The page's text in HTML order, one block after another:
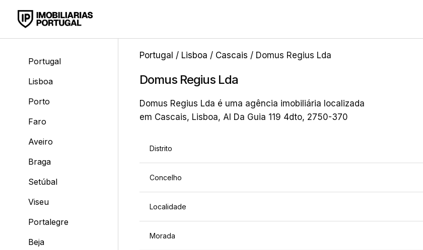
Portugal
Lisboa
Porto
Faro
Aveiro
Braga
Setúbal
Viseu
Portalegre
Beja
Portugal / Lisboa / Cascais / Domus Regius Lda
Domus Regius Lda
Domus Regius Lda é uma agência imobiliária localizada
em Cascais, Lisboa, Al Da Guia 119 4dto, 2750-370
Distrito
Concelho
Localidade
Morada